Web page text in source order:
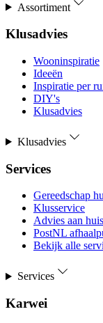
Assortiment
Klusadvies
Wooninspiratie
Ideeën
Inspiratie per
DIY's
Klusadvies
Klusadvies
Services
Gereedschap
Klusservice
Advies aan huis
PostNL
Bekijk alle
Services
Karwei